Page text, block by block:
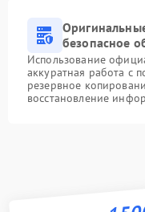
безопасное
Использование
аккуратная работа с
резервное
восстановление